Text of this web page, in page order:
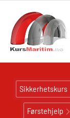
Sikkerhetskurs
Førstehjelp